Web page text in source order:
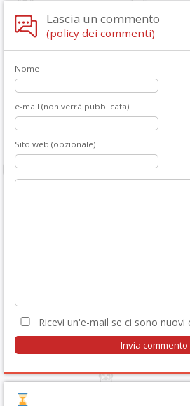
Lascia un commento
(policy dei commenti)
Nome
e-mail (non verrà pubblicata)
Sito web (opzionale)
Ricevi un'e-mail se ci sono